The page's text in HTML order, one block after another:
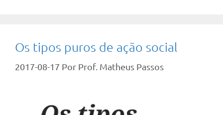
Os tipos puros de ação social
2017-08-17 Por Prof. Matheus Passos